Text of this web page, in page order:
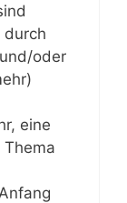
durch
oder
eine